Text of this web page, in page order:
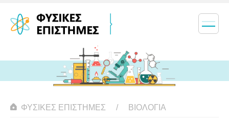
ΦΥΣΙΚΈΣ ΕΠΙΣΤΉΜΕΣ ΒΙΟΛΟΓΊΑ